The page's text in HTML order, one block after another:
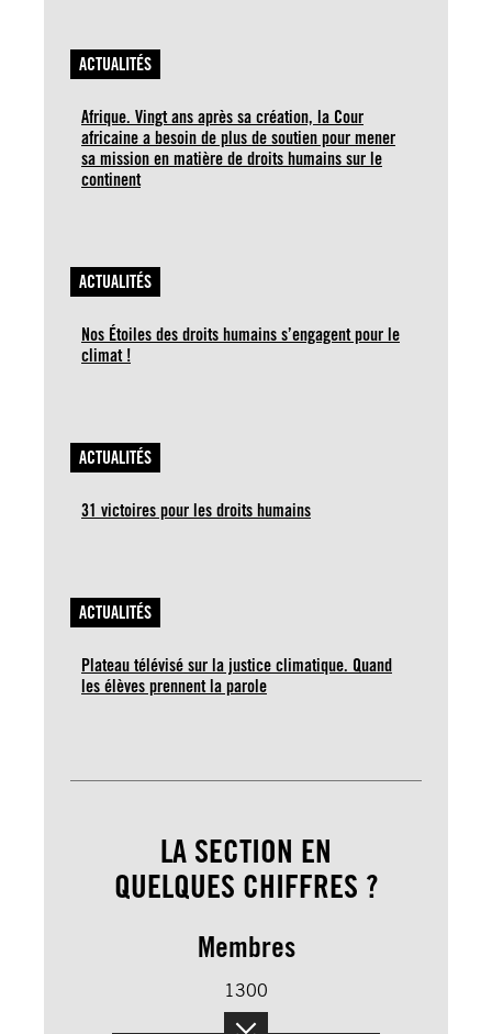
ACTUALITÉS
Afrique. Vingt ans après sa création, la Cour
africaine a besoin de plus de soutien pour mener
sa mission en matière de droits humains sur le
continent
ACTUALITÉS
Nos Étoiles des droits humains s’engagent pour le
climat !
ACTUALITÉS
31 victoires pour les droits humains
ACTUALITÉS
Plateau télévisé sur la justice climatique. Quand
les élèves prennent la parole
LA SECTION EN
QUELQUES CHIFFRES ?
Membres
1300